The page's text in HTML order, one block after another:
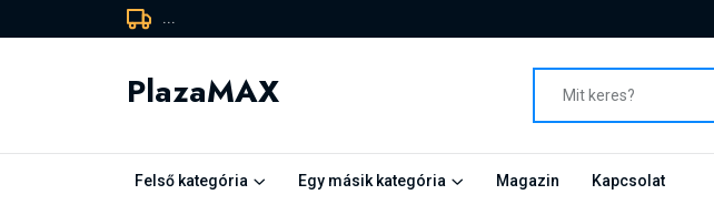
...
PlazaMAX
Felső kategória Egy másik kategória Magazin Kapcsolat